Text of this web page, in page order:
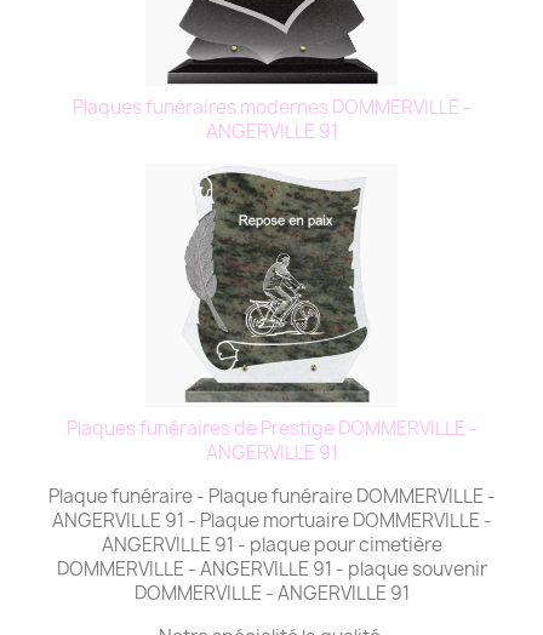
Plaques funéraires modernes DOMMERVILLE -
ANGERVILLE 91
Plaques funéraires de Prestige DOMMERVILLE -
ANGERVILLE 91
Plaque funéraire - Plaque funéraire DOMMERVILLE -
ANGERVILLE 91 - Plaque mortuaire DOMMERVILLE -
ANGERVILLE 91 - plaque pour cimetière
DOMMERVILLE - ANGERVILLE 91 - plaque souvenir
DOMMERVILLE - ANGERVILLE 91